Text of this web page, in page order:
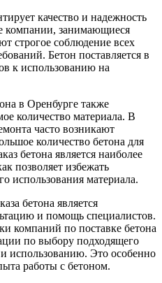
качество и надежность
компании, занимающиеся
строгое соблюдение всех
Бетон поставляется в
к использованию на
в Оренбурге также
количество материала. В
часто возникают
количество бетона для
бетона является наиболее
позволяет избежать
использования материала.
бетона является
и помощь специалистов.
компаний по поставке бетона
по выбору подходящего
использованию. Это особенно
работы с бетоном.